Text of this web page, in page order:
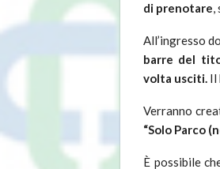
di prenotare,
All’ingresso
barre del
volta usciti. Il
Verranno
“Solo Parco
È possibile